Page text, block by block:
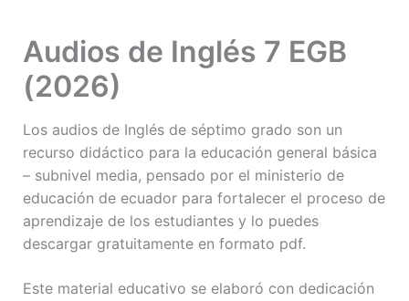
Audios de Inglés 7 EGB
(2026)
Los audios de Inglés de séptimo grado son un
recurso didáctico para la educación general básica
– subnivel media, pensado por el ministerio de
educación de ecuador para fortalecer el proceso de
aprendizaje de los estudiantes y lo puedes
descargar gratuitamente en formato pdf.
Este material educativo se elaboró con dedicación